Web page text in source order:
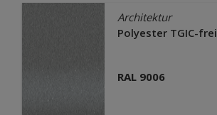
Architektur
Polyester TGIC-frei
RAL 9006